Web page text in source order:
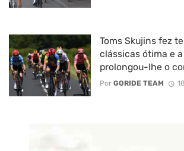
Toms Skujins fez
clássicas ótima e
prolongou-lhe o
Por GORIDE TEAM